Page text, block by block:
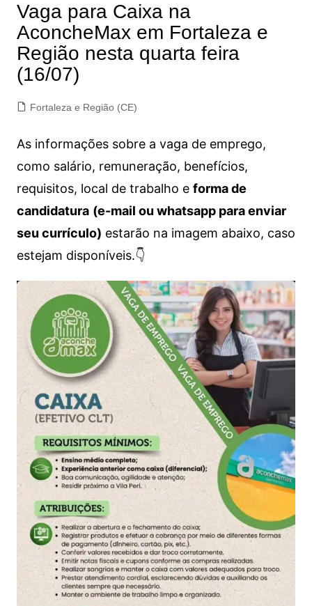
Vaga para Caixa na
AconcheMax em Fortaleza e
Região nesta quarta feira
(16/07)
Fortaleza e Região (CE)
As informações sobre a vaga de emprego,
como salário, remuneração, benefícios,
requisitos, local de trabalho e forma de
candidatura (e-mail ou whatsapp para enviar
seu currículo) estarão na imagem abaixo, caso
estejam disponíveis.👇